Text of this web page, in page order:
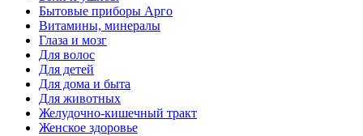
Бытовые приборы Арго
Витамины, минералы
Глаза и мозг
Для волос
Для детей
Для дома и быта
Для животных
Желудочно-кишечный тракт
Женское здоровье